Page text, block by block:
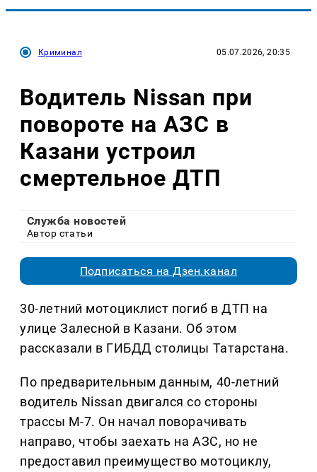
Криминал 05.07.2026, 20:35
Водитель Nissan при
повороте на АЗС в
Казани устроил
смертельное ДТП
Служба новостей
Автор статьи
Подписаться на Дзен.канал
30-летний мотоциклист погиб в ДТП на
улице Залесной в Казани. Об этом
рассказали в ГИБДД столицы Татарстана.
По предварительным данным, 40-летний
водитель Nissan двигался со стороны
трассы М-7. Он начал поворачивать
направо, чтобы заехать на АЗС, но не
предоставил преимущество мотоциклу,